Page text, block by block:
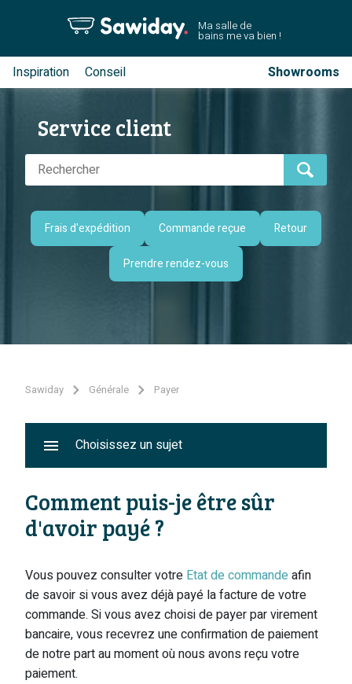
Ma salle de
bains me va bien !
Inspiration Conseil Showrooms
Service client
Frais d'expédition Commande reçue Retour
Prendre rendez-vous
Sawiday Générale Payer
Choisissez un sujet
Comment puis-je être sûr
d'avoir payé ?
Vous pouvez consulter votre Etat de commandeafin
de savoir si vous avez déjà payé la facture de votre
commande. Si vous avez choisi de payer par virement
bancaire, vous recevrez une confirmation de paiement
de notre part au moment où nous avons reçu votre
paiement.